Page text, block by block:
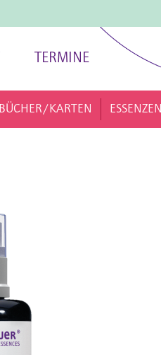
TERMINE
BÜCHER/KARTEN ESSENZEN